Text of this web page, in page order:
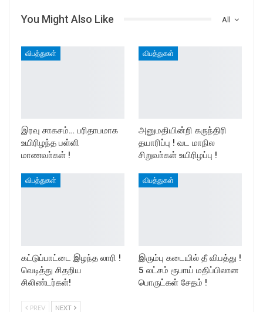
All
You Might Also Like
விபத்துகள்
இரவு சாகசம்… பரிதாபமாக
உயிரிழந்த பள்ளி
மாணவா்கள் !
விபத்துகள்
அனுமதியின்றி கருந்திரி
தயாரிப்பு ! வட மாநில
சிறுவா்கள் உயிரிழப்பு !
விபத்துகள்
கட்டுப்பாட்டை இழந்த லாரி !
வெடித்து சிதறிய
சிலிண்டர்கள்!
விபத்துகள்
இரும்பு கடையில் தீ விபத்து !
5 லட்சம் ரூபாய் மதிப்பிலான
பொருட்கள் சேதம் !
PREV NEXT